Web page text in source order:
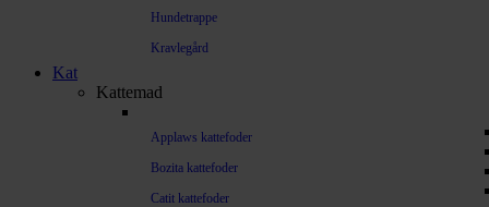
Hundetrappe
Kravlegård
Kat
Kattemad
Applaws kattefoder
Bozita kattefoder
Catit kattefoder